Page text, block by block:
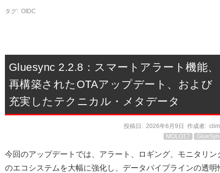
タグ: OIDC
Gluesync 2.2.8：スマートアラート機能、
再構築されたOTAアップデート、および
充実したテクニカル・メタデータ
投稿日: 2026年6月9日 作成者:
MOLO17
今回のアップデートでは、アラート、ロギング、モニタリン
のエコシステムを大幅に強化し、データパイプラインの透明